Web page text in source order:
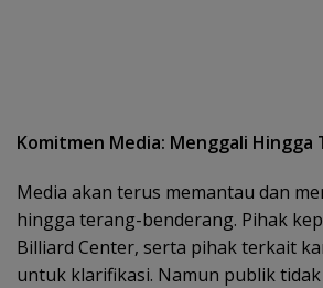
Komitmen Media: Menggali Hingga
Media akan terus memantau dan
hingga terang-benderang. Pihak
Billiard Center, serta pihak terkait
untuk klarifikasi. Namun publik